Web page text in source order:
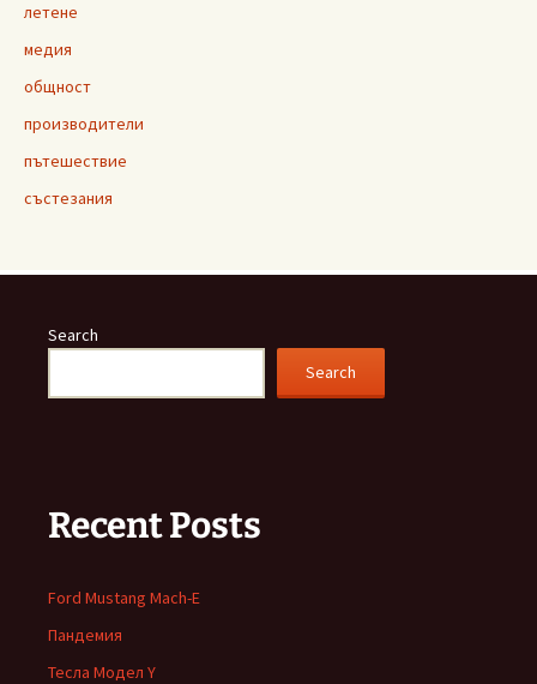
летене
медия
общност
производители
пътешествие
състезания
Search
Search
Recent Posts
Ford Mustang Mach-E
Пандемия
Тесла Модел Y